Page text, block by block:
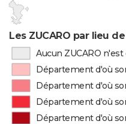
Les ZUCARO par lieu
Aucun ZUCARO
Département d'où
Département d'où
Département d'où
Département d'où